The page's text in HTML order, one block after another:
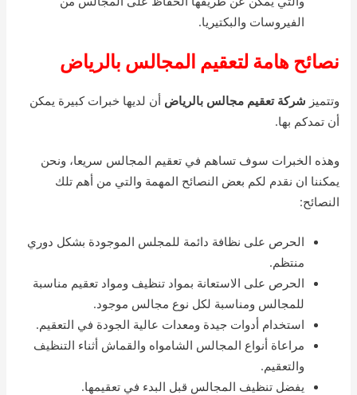
الفيروسات والبكتيريا.
نصائح هامة لتعقيم المجالس بالرياض
وتتميز شركة تعقيم مجالس بالرياض أن لديها خبرات كبيرة يمكن
أن تمدكم بها.
وهذه الخبرات سوف تساهم في تعقيم المجالس سريعا، ونحن
يمكننا ان نقدم لكم بعض النصائح المهمة والتي من أهم تلك
النصائح:
الحرص على نظافة دائمة للمجلس الموجودة بشكل دوري
منتظم.
الحرص على الاستعانة بمواد تنظيف ومواد تعقيم مناسبة
للمجالس ومناسبة لكل نوع مجالس موجود.
استخدام أدوات جيدة ومعدات عالية الجودة في التعقيم.
مراعاة أنواع المجالس الشامواه والقماش أثناء التنظيف
والتعقيم.
يفضل تنظيف المجالس قبل البدء في تعقيمها.